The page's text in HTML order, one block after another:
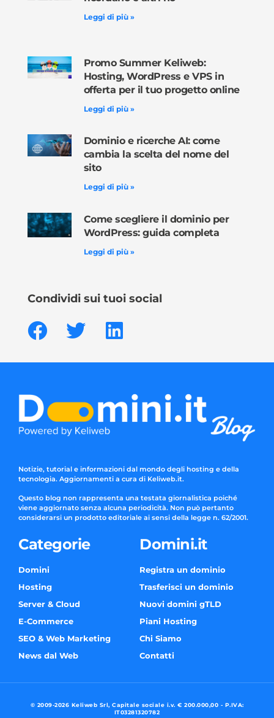
Leggi di più »
Promo Summer Keliweb:
Hosting, WordPress e VPS in
offerta per il tuo progetto online
Leggi di più »
Dominio e ricerche AI: come
cambia la scelta del nome del
sito
Leggi di più »
Come scegliere il dominio per
WordPress: guida completa
Leggi di più »
Condividi sui tuoi social
Notizie, tutorial e informazioni dal mondo degli hosting e della
tecnologia. Aggiornamenti a cura di Keliweb.it.
Questo blog non rappresenta una testata giornalistica poiché
viene aggiornato senza alcuna periodicità. Non può pertanto
considerarsi un prodotto editoriale ai sensi della legge n. 62/2001.
Categorie
Domini
Hosting
Server & Cloud
E-Commerce
SEO & Web Marketing
News dal Web
Domini.it
Registra un dominio
Trasferisci un dominio
Nuovi domini gTLD
Piani Hosting
Chi Siamo
Contatti
© 2009-2026 Keliweb Srl, Capitale sociale i.v. € 200.000,00 - P.IVA:
IT03281320782